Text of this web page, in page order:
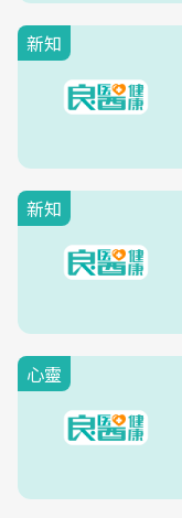
新知
新知
心靈